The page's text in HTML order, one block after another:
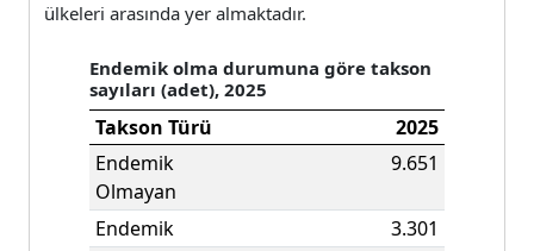
ülkeleri arasında yer almaktadır.
Endemik olma durumuna göre takson
sayıları (adet), 2025
Takson Türü
2025
Endemik
Olmayan
9.651
Endemik
3.301